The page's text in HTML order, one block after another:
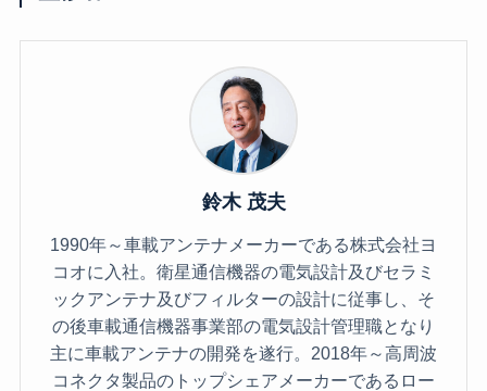
鈴木 茂夫
1990年～車載アンテナメーカーである株式会社ヨ
コオに入社。衛星通信機器の電気設計及びセラミ
ックアンテナ及びフィルターの設計に従事し、そ
の後車載通信機器事業部の電気設計管理職となり
主に車載アンテナの開発を遂行。2018年～高周波
コネクタ製品のトップシェアメーカーであるロー